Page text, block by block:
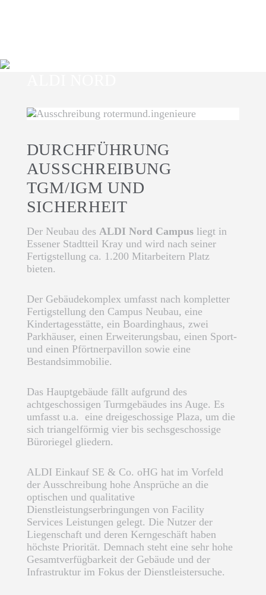
DURCHFÜHRUNG
AUSSCHREIBUNG
TGM/IGM UND
SICHERHEIT
Der Neubau des ALDI Nord Campusliegt in
Essener Stadtteil Kray und wird nach seiner
Fertigstellung ca. 1.200 Mitarbeitern Platz
bieten.
Der Gebäudekomplex umfasst nach kompletter
Fertigstellung den Campus Neubau, eine
Kindertagesstätte, ein Boardinghaus, zwei
Parkhäuser, einen Erweiterungsbau, einen Sport-
und einen Pförtnerpavillon sowie eine
Bestandsimmobilie.
Das Hauptgebäude fällt aufgrund des
achtgeschossigen Turmgebäudes ins Auge. Es
umfasst u.a. eine dreigeschossige Plaza, um die
sich triangelförmig vier bis sechsgeschossige
Büroriegel gliedern.
ALDI Einkauf SE & Co. oHG hat im Vorfeld
der Ausschreibung hohe Ansprüche an die
optischen und qualitative
Dienstleistungserbringungen von Facility
Services Leistungen gelegt. Die Nutzer der
Liegenschaft und deren Kerngeschäft haben
höchste Priorität. Demnach steht eine sehr hohe
Gesamtverfügbarkeit der Gebäude und der
Infrastruktur im Fokus der Dienstleistersuche.